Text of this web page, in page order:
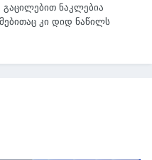
გაცილებით ნაკლებია
კი დიდ ნაწილს